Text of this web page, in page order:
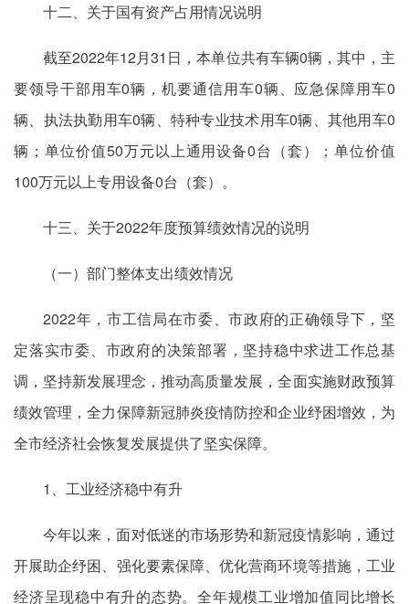
十二、关于国有资产占用情况说明
截至2022年12月31日，本单位共有车辆0辆，其中，主
要领导干部用车0辆，机要通信用车0辆、应急保障用车0
辆、执法执勤用车0辆、特种专业技术用车0辆、其他用车0
辆；单位价值50万元以上通用设备0台（套）；单位价值
100万元以上专用设备0台（套）。
十三、关于2022年度预算绩效情况的说明
（一）部门整体支出绩效情况
2022年，市工信局在市委、市政府的正确领导下，坚
定落实市委、市政府的决策部署，坚持稳中求进工作总基
调，坚持新发展理念，推动高质量发展，全面实施财政预算
绩效管理，全力保障新冠肺炎疫情防控和企业纾困增效，为
全市经济社会恢复发展提供了坚实保障。
1、工业经济稳中有升
今年以来，面对低迷的市场形势和新冠疫情影响，通过
开展助企纾困、强化要素保障、优化营商环境等措施，工业
经济呈现稳中有升的态势。全年规模工业增加值同比增长